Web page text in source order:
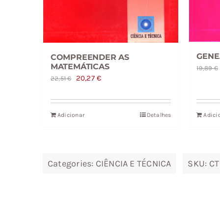
COMPREENDER AS
MATEMÁTICAS
22,51€
O
original
era:
20,27€O
atual
Adicionar Detalhes
19,89€
Categories: CIÊNCIA E TÉCNICA SKU: